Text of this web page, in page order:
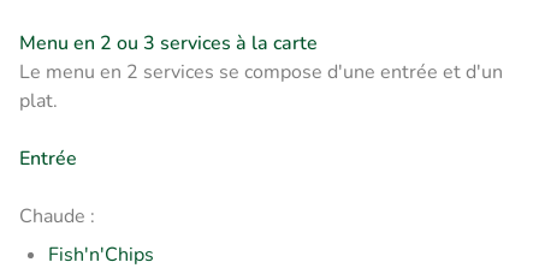
Menu en 2 ou 3 services à la carte
Le menu en 2 services se compose d'une entrée et d'un
plat.
Entrée
Chaude :
Fish'n'Chips